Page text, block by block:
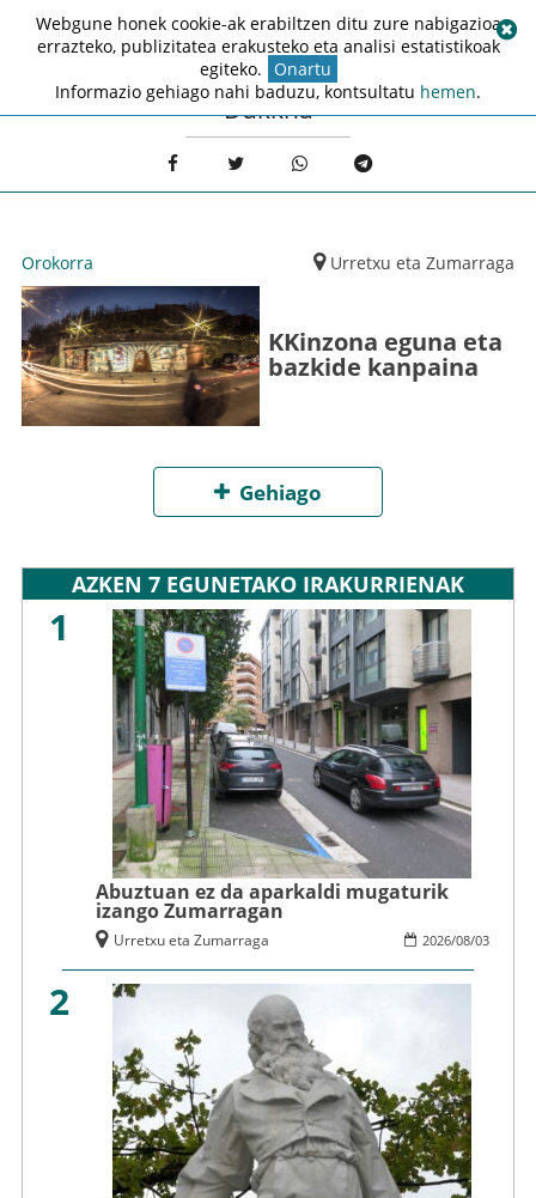
Dukkha
Orokorra Urretxu eta Zumarraga
KKinzona eguna eta
bazkide kanpaina
Gehiago
AZKEN 7 EGUNETAKO IRAKURRIENAK
1
Abuztuan ez da aparkaldi mugaturik
izango Zumarragan
2026/08/03
Urretxu eta Zumarraga
2
Webgune honek cookie-ak erabiltzen ditu zure nabigazioa
errazteko, publizitatea erakusteko eta analisi estatistikoak
egiteko. Onartu
Informazio gehiago nahi baduzu, kontsultatu hemen.